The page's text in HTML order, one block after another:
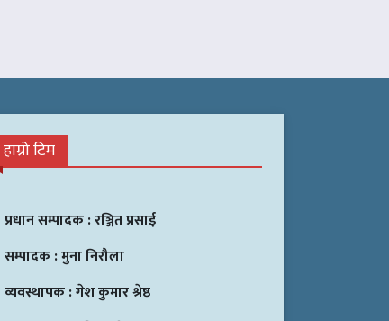
हाम्रो टिम
प्रधान सम्पादक :रञ्जित प्रसाई
सम्पादक :मुना निरौला
व्यवस्थापक :गेश कुमार श्रेष्ठ